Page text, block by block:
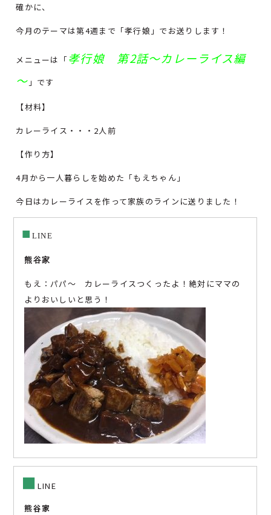
確かに、
今月のテーマは第4週まで「孝行娘」でお送りします！
メニューは「孝行娘 第2話～カレーライス編
～ 」です
【材料】
カレーライス・・・2人前
【作り方】
4月から一人暮らしを始めた「もえちゃん」
今日はカレーライスを作って家族のラインに送りました！
■ LINE
熊谷家
もえ：パパ～ カレーライスつくったよ！絶対にママの
よりおいしいと思う！
■ LINE
熊谷家